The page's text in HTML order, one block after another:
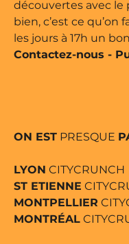
découvertes avec le
bien, c’est ce
les jours à 17h un
Contactez-nous -
ON EST PRESQUE
LYON CITYCRUNCH
ST ETIENNE
MONTPELLIER
MONTRÉAL